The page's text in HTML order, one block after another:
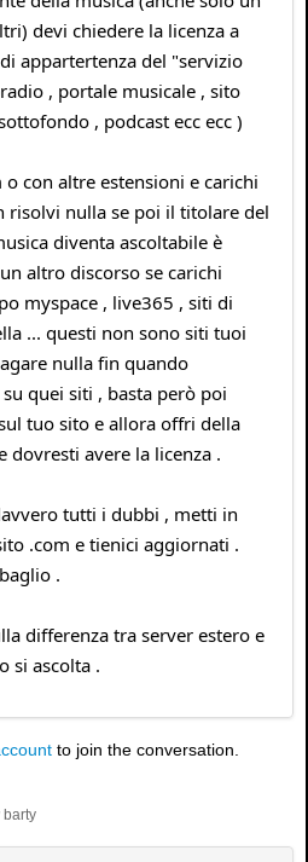
devi chiedere la licenza a
appartertenza del "servizio
, portale musicale , sito
, podcast ecc ecc )
con altre estensioni e carichi
nulla se poi il titolare del
diventa ascoltabile è
altro discorso se carichi
myspace , live365 , siti di
... questi non sono siti tuoi
nulla fin quando
quei siti , basta però poi
tuo sito e allora offri della
dovresti avere la licenza .
tutti i dubbi , metti in
.com e tienici aggiornati .
.
differenza tra server estero e
si ascolta .
to join the conversation.
barty